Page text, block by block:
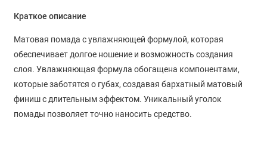
Краткое описание
Матовая помада с увлажняющей формулой, которая
обеспечивает долгое ношение и возможность создания
слоя. Увлажняющая формула обогащена компонентами,
которые заботятся о губах, создавая бархатный матовый
финиш с длительным эффектом. Уникальный уголок
помады позволяет точно наносить средство.